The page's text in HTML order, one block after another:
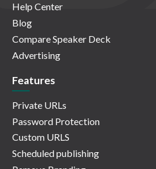
Help Center
Blog
Compare Speaker Deck
Advertising
Features
Private URLs
Password Protection
Custom URLS
Scheduled publishing